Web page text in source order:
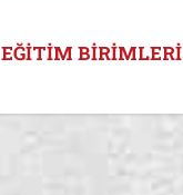
EĞITIM BIRIMLERI